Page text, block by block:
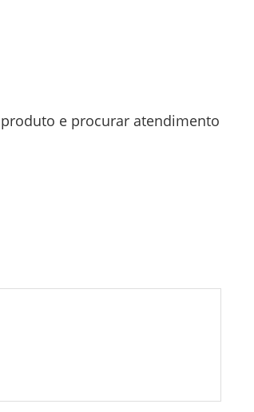
e procurar atendimento